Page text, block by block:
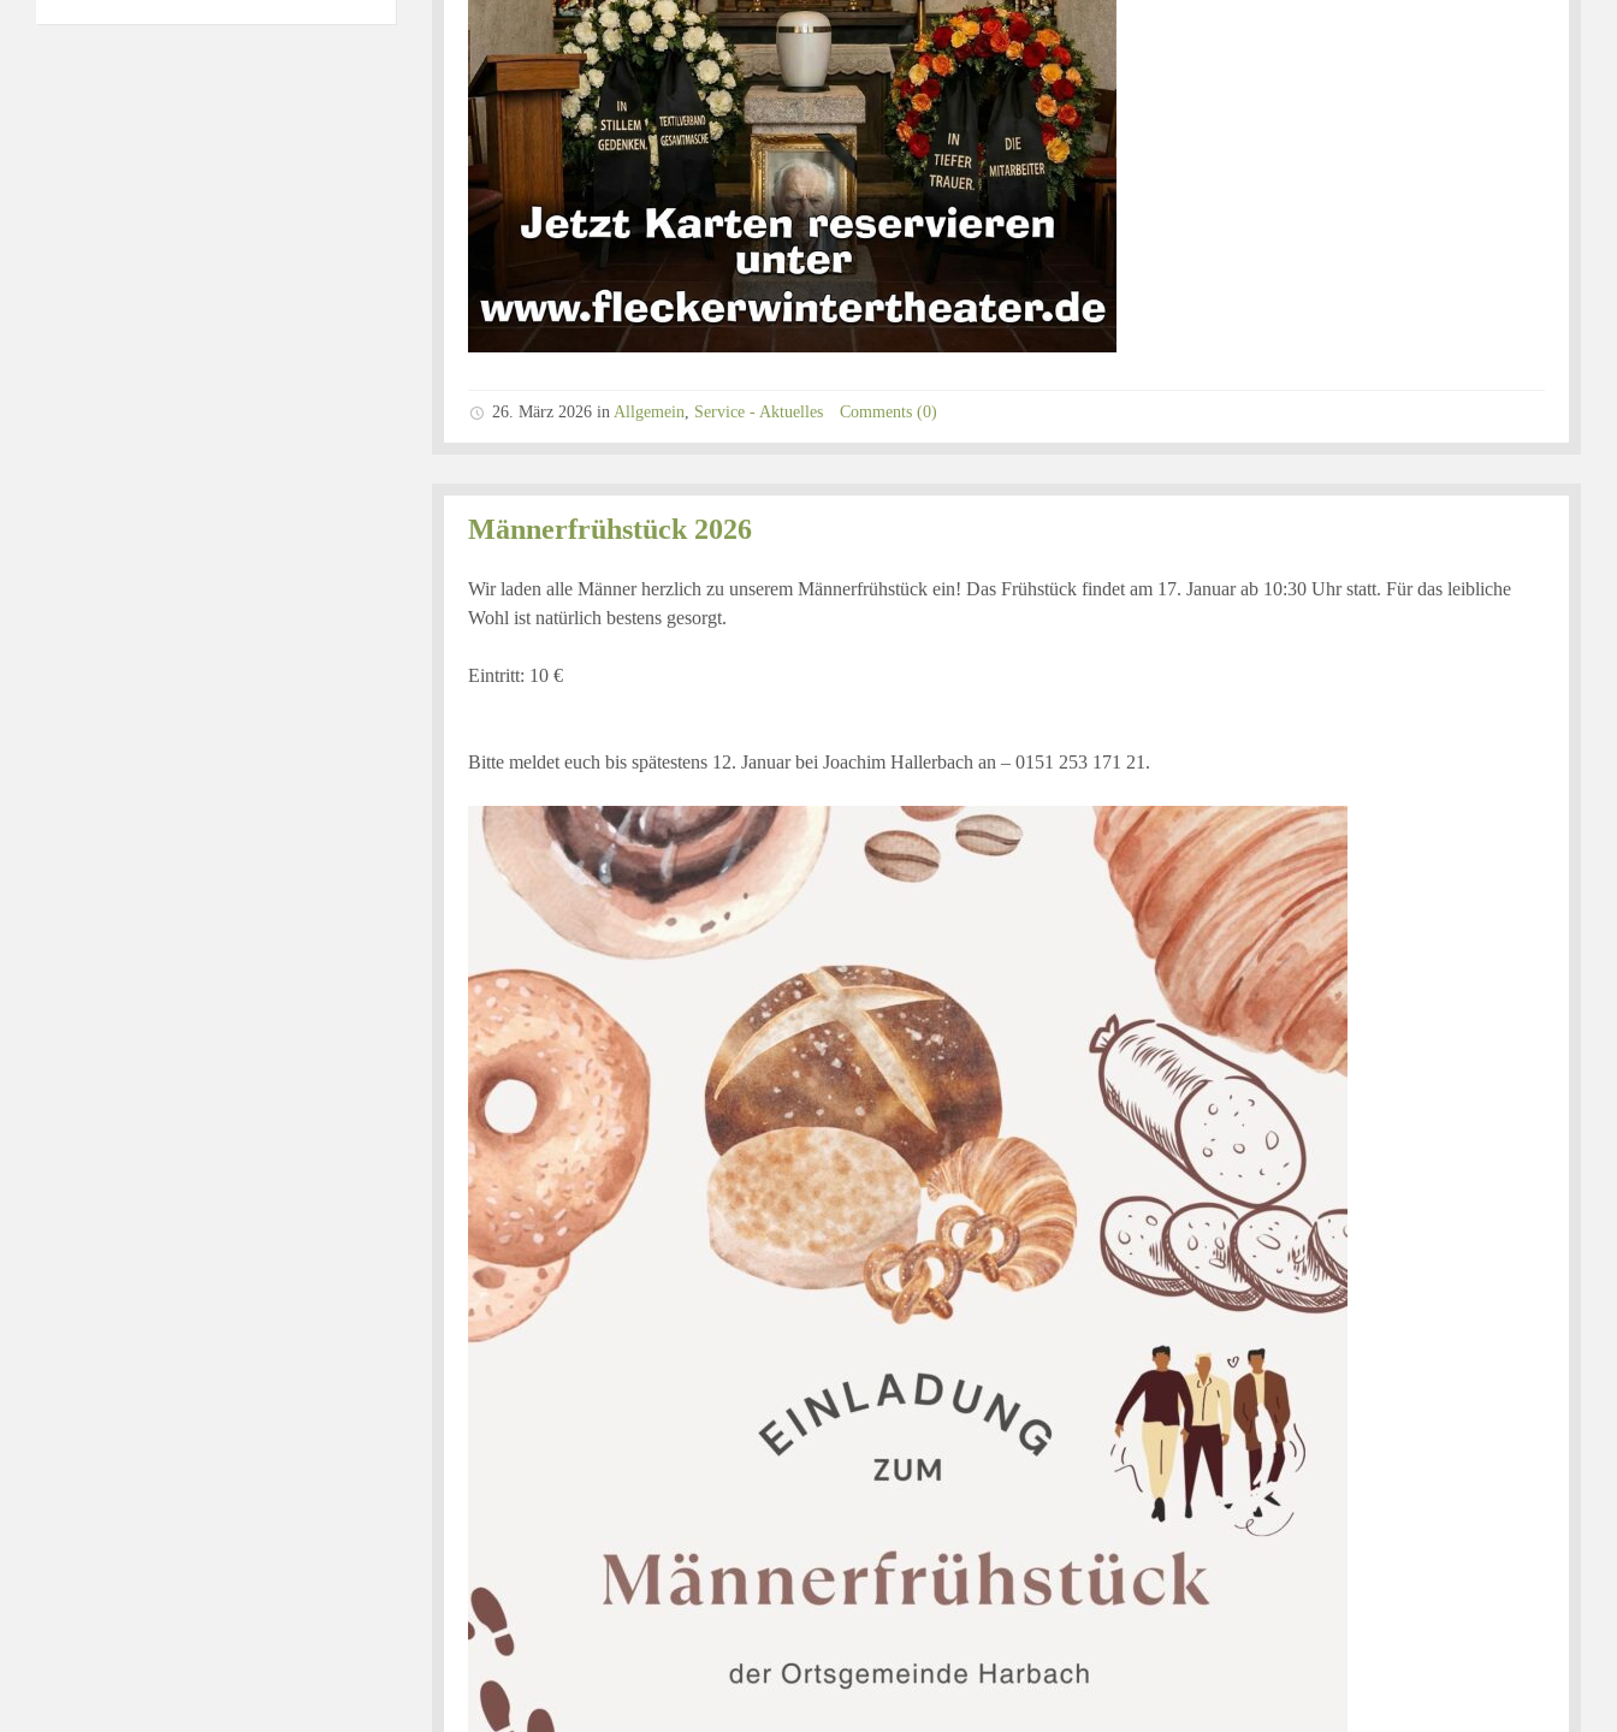
26. März 2026in Allgemein, Service - Aktuelles Comments (0)
Männerfrühstück 2026
Wir laden alle Männer herzlich zu unserem Männerfrühstück ein! Das Frühstück findet am 17. Januar ab 10:30 Uhr statt. Für das leibliche
Wohl ist natürlich bestens gesorgt.
Eintritt: 10 €
Bitte meldet euch bis spätestens 12. Januar bei Joachim Hallerbach an – 0151 253 171 21.